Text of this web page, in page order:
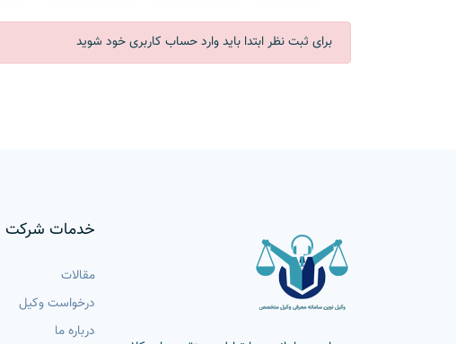
برای ثبت نظر ابتدا باید وارد حساب کاربری خود شوید
خدمات شرکت
مقالات
درخواست وکیل
درباره ما